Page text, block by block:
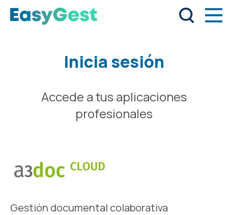
Inicia sesión
Accede a tus aplicaciones
profesionales
Gestión documental colaborativa